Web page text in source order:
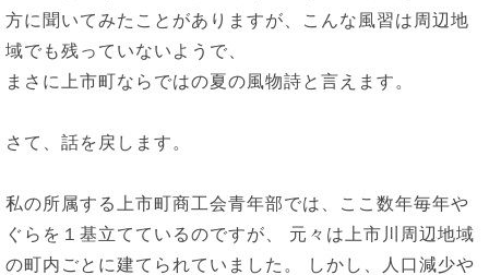
方に聞いてみたことがありますが、こんな風習は周辺地
域でも残っていないようで、
まさに上市町ならではの夏の風物詩と言えます。
さて、話を戻します。
私の所属する上市町商工会青年部では、ここ数年毎年や
ぐらを１基立てているのですが、 元々は上市川周辺地域
の町内ごとに建てられていました。 しかし、人口減少や